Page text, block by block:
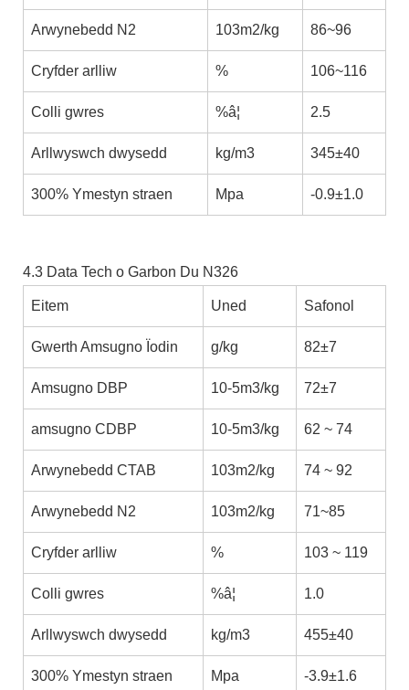
Arwynebedd N2 103m2/kg 86~96
Cryfder arlliw % 106~116
Colli gwres %â¦ 2.5
Arllwyswch dwysedd kg/m3 345±40
300% Ymestyn straen Mpa -0.9±1.0
4.3 Data Tech o Garbon Du N326
Eitem Uned Safonol
Gwerth Amsugno Ïodin g/kg 82±7
Amsugno DBP 10-5m3/kg 72±7
amsugno CDBP 10-5m3/kg 62 ~ 74
Arwynebedd CTAB 103m2/kg 74 ~ 92
Arwynebedd N2 103m2/kg 71~85
Cryfder arlliw % 103 ~ 119
Colli gwres %â¦ 1.0
Arllwyswch dwysedd kg/m3 455±40
300% Ymestyn straen Mpa -3.9±1.6